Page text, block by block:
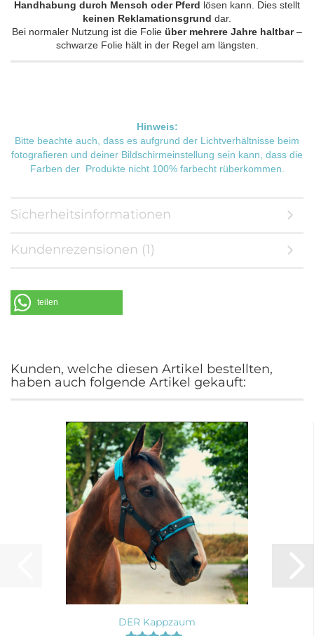
Handhabung durch Mensch oder Pferd lösen kann. Dies stellt
keinen Reklamationsgrund dar.
Bei normaler Nutzung ist die Folie über mehrere Jahre haltbar–
schwarze Folie hält in der Regel am längsten.
Hinweis:
Bitte beachte auch, dass es aufgrund der Lichtverhältnisse beim
fotografieren und deiner Bildschirmeinstellung sein kann, dass die
Farben der Produkte nicht 100% farbecht rüberkommen.
Sicherheitsinformationen
Kundenrezensionen (1)
teilen
Kunden, welche diesen Artikel bestellten,
haben auch folgende Artikel gekauft:
DER Kappzaum